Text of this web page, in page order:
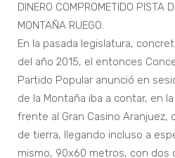
DINERO COMPROMETIDO PISTA
MONTAÑA RUEGO.
En la pasada legislatura,
del año 2015, el entonces
Partido Popular anunció en
de la Montaña iba a contar, en
frente al Gran Casino
de tierra, llegando incluso a
mismo, 90x60 metros, con dos